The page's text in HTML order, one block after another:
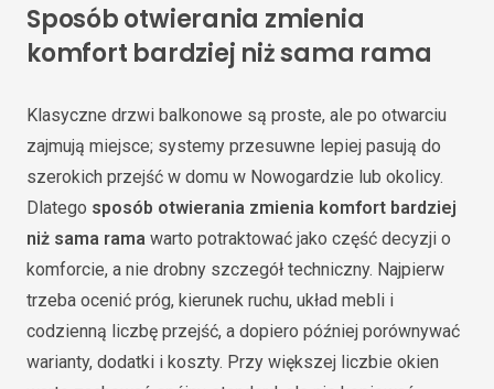
Sposób otwierania zmienia
komfort bardziej niż sama rama
Klasyczne drzwi balkonowe są proste, ale po otwarciu
zajmują miejsce; systemy przesuwne lepiej pasują do
szerokich przejść w domu w Nowogardzie lub okolicy.
Dlatego sposób otwierania zmienia komfort bardziej
niż sama rama warto potraktować jako część decyzji o
komforcie, a nie drobny szczegół techniczny. Najpierw
trzeba ocenić próg, kierunek ruchu, układ mebli i
codzienną liczbę przejść, a dopiero później porównywać
warianty, dodatki i koszty. Przy większej liczbie okien